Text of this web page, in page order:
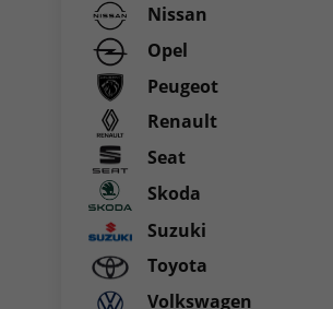
Nissan
Opel
Peugeot
Renault
Seat
Skoda
Suzuki
Toyota
Volkswagen